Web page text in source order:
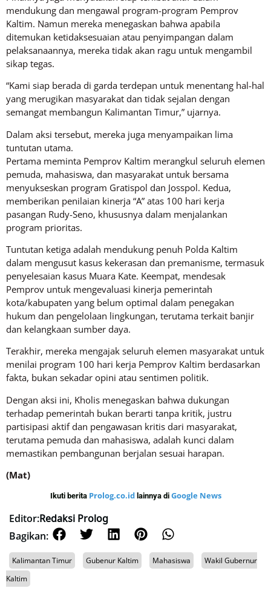
mendukung dan mengawal program-program Pemprov
Kaltim. Namun mereka menegaskan bahwa apabila
ditemukan ketidaksesuaian atau penyimpangan dalam
pelaksanaannya, mereka tidak akan ragu untuk mengambil
sikap tegas.
“Kami siap berada di garda terdepan untuk menentang hal-hal
yang merugikan masyarakat dan tidak sejalan dengan
semangat membangun Kalimantan Timur,” ujarnya.
Dalam aksi tersebut, mereka juga menyampaikan lima
tuntutan utama.
Pertama meminta Pemprov Kaltim merangkul seluruh elemen
pemuda, mahasiswa, dan masyarakat untuk bersama
menyukseskan program Gratispol dan Josspol. Kedua,
memberikan penilaian kinerja “A” atas 100 hari kerja
pasangan Rudy-Seno, khususnya dalam menjalankan
program prioritas.
Tuntutan ketiga adalah mendukung penuh Polda Kaltim
dalam mengusut kasus kekerasan dan premanisme, termasuk
penyelesaian kasus Muara Kate. Keempat, mendesak
Pemprov untuk mengevaluasi kinerja pemerintah
kota/kabupaten yang belum optimal dalam penegakan
hukum dan pengelolaan lingkungan, terutama terkait banjir
dan kelangkaan sumber daya.
Terakhir, mereka mengajak seluruh elemen masyarakat untuk
menilai program 100 hari kerja Pemprov Kaltim berdasarkan
fakta, bukan sekadar opini atau sentimen politik.
Dengan aksi ini, Kholis menegaskan bahwa dukungan
terhadap pemerintah bukan berarti tanpa kritik, justru
partisipasi aktif dan pengawasan kritis dari masyarakat,
terutama pemuda dan mahasiswa, adalah kunci dalam
memastikan pembangunan berjalan sesuai harapan.
(Mat)
Ikuti berita Prolog.co.id lainnya di Google News
Editor:Redaksi Prolog
Bagikan:
Kalimantan Timur Gubenur Kaltim Mahasiswa
Wakil Gubernur
Kaltim